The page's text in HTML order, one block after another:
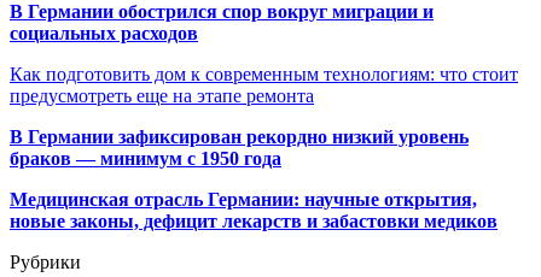
В Германии обострился спор вокруг миграции и
социальных расходов
Как подготовить дом к современным технологиям: что стоит
предусмотреть еще на этапе ремонта
В Германии зафиксирован рекордно низкий уровень
браков — минимум с 1950 года
Медицинская отрасль Германии: научные открытия,
новые законы, дефицит лекарств и забастовки медиков
Рубрики